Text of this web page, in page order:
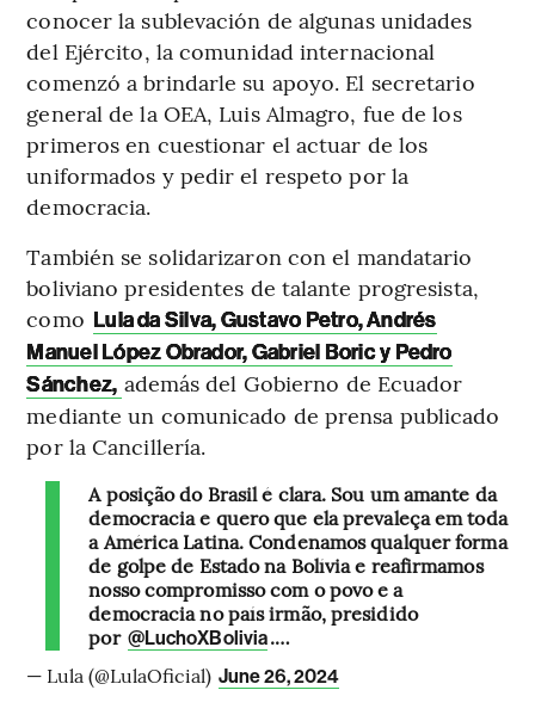
conocer la sublevación de algunas unidades
del Ejército, la comunidad internacional
comenzó a brindarle su apoyo. El secretario
general de la OEA, Luis Almagro, fue de los
primeros en cuestionar el actuar de los
uniformados y pedir el respeto por la
democracia.
También se solidarizaron con el mandatario
boliviano presidentes de talante progresista,
como Lula da Silva, Gustavo Petro, Andrés
Manuel López Obrador, Gabriel Boric y Pedro
Sánchez, además del Gobierno de Ecuador
mediante un comunicado de prensa publicado
por la Cancillería.
A posição do Brasil é clara. Sou um amante da
democracia e quero que ela prevaleça em toda
a América Latina. Condenamos qualquer forma
de golpe de Estado na Bolívia e reafirmamos
nosso compromisso com o povo e a
democracia no país irmão, presidido
por @LuchoXBolivia.…
— Lula (@LulaOficial) June 26, 2024